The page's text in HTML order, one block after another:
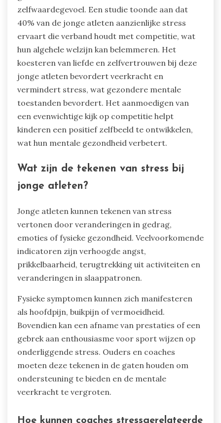
mentale gezondheid van kinderen?
Competitie kan een negatieve impact hebben op
de mentale gezondheid van kinderen door de
stress- en angstniveaus te verhogen.
Omgevingen met hoge druk kunnen leiden tot
gevoelens van ontoereikendheid en verminderd
zelfwaardegevoel. Een studie toonde aan dat
40% van de jonge atleten aanzienlijke stress
ervaart die verband houdt met competitie, wat
hun algehele welzijn kan belemmeren. Het
jonge atleten bevordert veerkracht en
vermindert stress, wat gezondere mentale
toestanden bevordert. Het aanmoedigen van
kinderen een positief zelfbeeld te ontwikkelen,
wat hun mentale gezondheid verbetert.
Wat zijn de tekenen van stress bij
jonge atleten?
Jonge atleten kunnen tekenen van stress
vertonen door veranderingen in gedrag,
emoties of fysieke gezondheid. Veelvoorkomende
indicatoren zijn verhoogde angst,
prikkelbaarheid, terugtrekking uit activiteiten en
veranderingen in slaappatronen.
Fysieke symptomen kunnen zich manifesteren
Bovendien kan een afname van prestaties of een